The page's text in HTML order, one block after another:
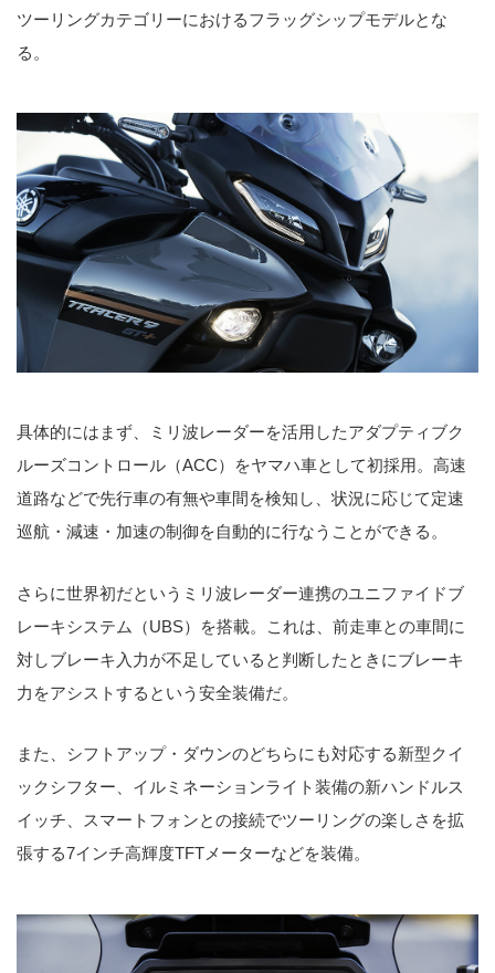
ツーリングカテゴリーにおけるフラッグシップモデルとな
る。
具体的にはまず、ミリ波レーダーを活用したアダプティブク
ルーズコントロール（ACC）をヤマハ車として初採用。高速
道路などで先行車の有無や車間を検知し、状況に応じて定速
巡航・減速・加速の制御を自動的に行なうことができる。
さらに世界初だというミリ波レーダー連携のユニファイドブ
レーキシステム（UBS）を搭載。これは、前走車との車間に
対しブレーキ入力が不足していると判断したときにブレーキ
力をアシストするという安全装備だ。
また、シフトアップ・ダウンのどちらにも対応する新型クイ
ックシフター、イルミネーションライト装備の新ハンドルス
イッチ、スマートフォンとの接続でツーリングの楽しさを拡
張する7インチ高輝度TFTメーターなどを装備。